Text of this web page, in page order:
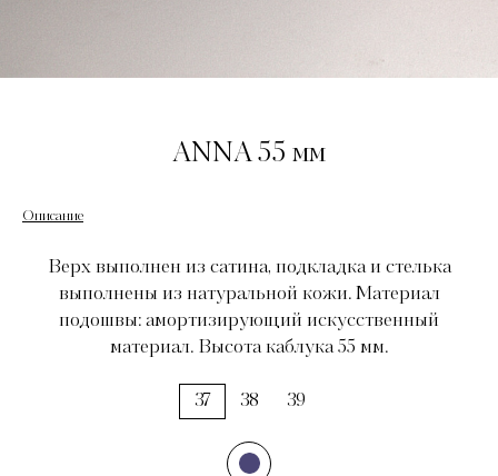
ANNA 55 мм
Описание
Верх выполнен из сатина, подкладка и стелька
выполнены из натуральной кожи. Материал
подошвы: амортизирующий искусственный
материал. Высота каблука 55 мм.
37 38 39